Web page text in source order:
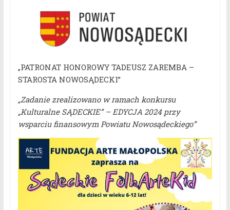
„PATRONAT HONOROWY TADEUSZ ZAREMBA –
STAROSTA NOWOSĄDECKI”
„Zadanie zrealizowano w ramach konkursu
„Kulturalne SĄDECKIE” – EDYCJA 2024 przy
wsparciu finansowym Powiatu Nowosądeckiego”